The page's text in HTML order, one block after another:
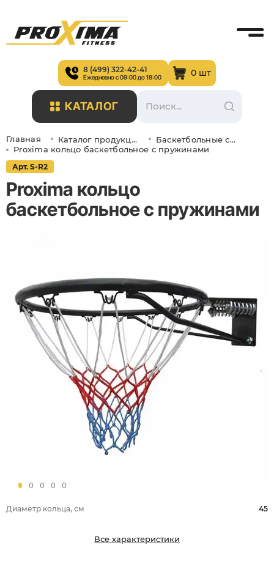
8 (499) 322-42-41
Ежедневно с 09:00 до 18:00 0 шт
КАТАЛОГ
Главная Каталог продукции
Баскетбольные стойки и щиты
Proxima кольцо баскетбольное с пружинами
Арт. S-R2
Proxima кольцо
баскетбольное с пружинами
Диаметр кольца, см 45
Все характеристики